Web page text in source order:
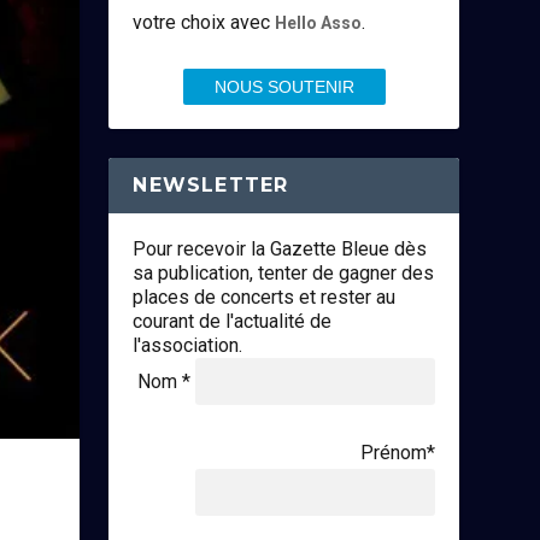
votre choix avec Hello Asso.
NOUS SOUTENIR
NEWSLETTER
Pour recevoir la Gazette Bleue dès
sa publication, tenter de gagner des
places de concerts et rester au
courant de l'actualité de
l'association.
Nom *
Prénom*